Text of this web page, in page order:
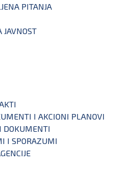
PITANJA
JAVNOST
I AKCIONI PLANOVI
DOKUMENTI
I SPORAZUMI